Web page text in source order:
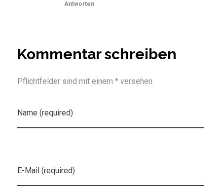
Antworten
Kommentar schreiben
Pflichtfelder sind mit einem * versehen
Name (required)
E-Mail (required)